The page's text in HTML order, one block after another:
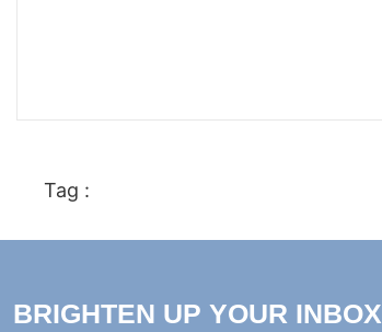
Tag :
BRIGHTEN UP YOUR INBOX